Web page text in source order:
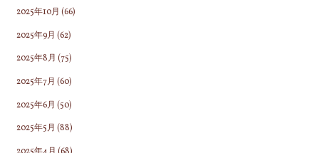
2025年10月 (66)
2025年9月 (62)
2025年8月 (75)
2025年7月 (60)
2025年6月 (50)
2025年5月 (88)